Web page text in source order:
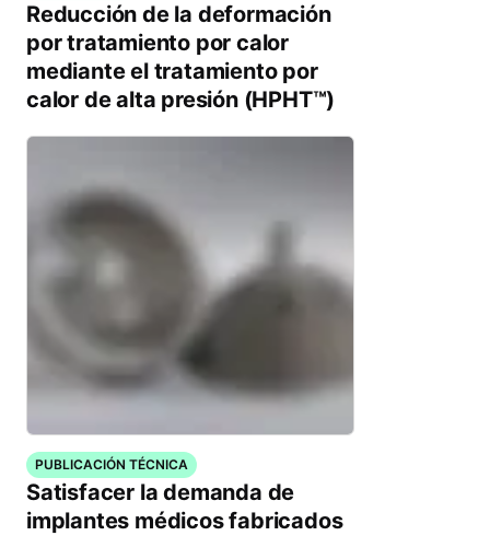
Reducción de la deformación
por tratamiento por calor
mediante el tratamiento por
calor de alta presión (HPHT™)
PUBLICACIÓN TÉCNICA
Satisfacer la demanda de
implantes médicos fabricados